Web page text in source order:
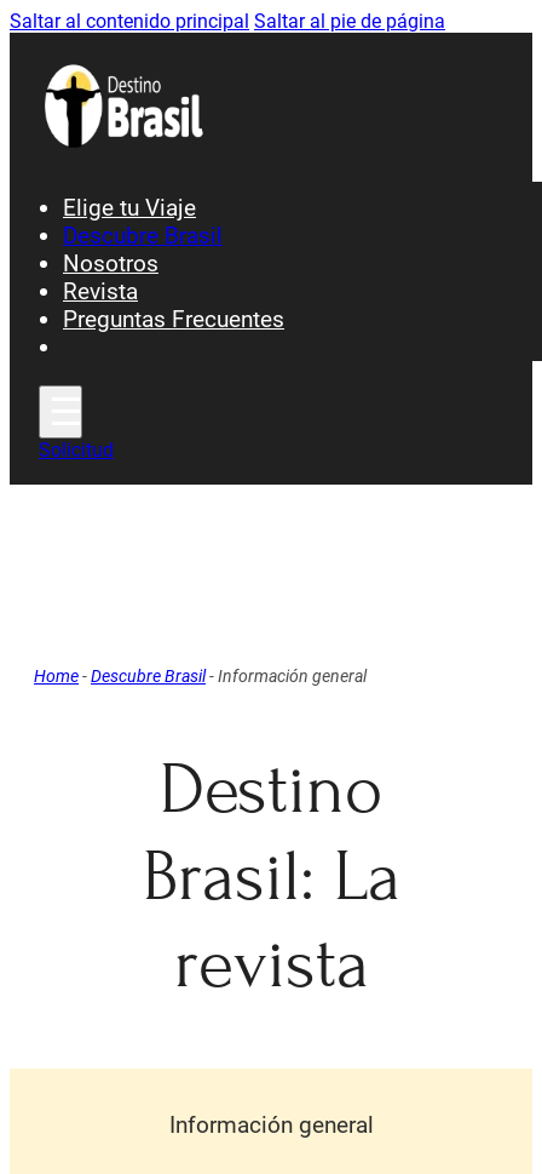
Saltar al contenido principal Saltar al pie de página
Elige tu Viaje
Descubre Brasil
Ciudades y Patrimonio
Fiesta y Carnavales
Selva y Naturaleza
Nosotros
Revista
Preguntas Frecuentes
Solicitud
Home-Descubre Brasil-Información general
Destino
Brasil: La
revista
Información general